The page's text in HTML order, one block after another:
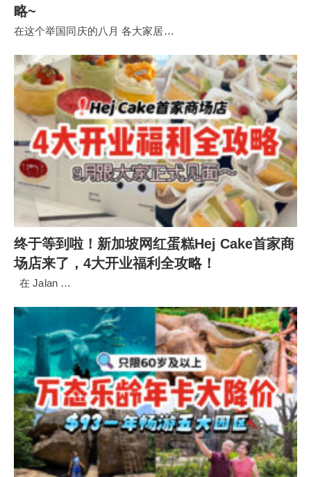
略~
在这个举国同庆的八月 各大家居…
终于等到啦！新加坡网红蛋糕Hej Cake首家商
场店来了，4大开业福利全攻略！
在 Jalan …